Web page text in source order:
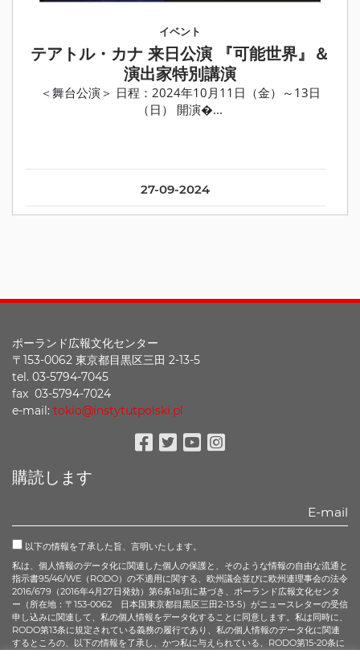
27-09-2024
イベント
テアトル・カナ 来日公演 『可能世界』＆
演出家特別講演
＜舞台公演＞ 日程：2024年10月11日（金）～13日
（日） 開演�...
ポーランド広報文化センター
〒153-0062 東京都目黒区三田 2-13-5
tel. 03-5794-7045
fax 03-5794-7024
e-mail: tokio@instytutpolski.pl
購読します
以下の情報を了承した旨、言明いたします。
私は、個人情報のデータ化に関連した個人の保護と、そのような情報の自由な流通と
指示書95/46/WE（RODO）の不適用に関する、欧州議会並びに欧州連理事会の法令
2016/679（2016年4月27日発効）第6条1a項に基づき、ポーランド広報文化センタ
ー（所在地：〒153-0062 日本国東京都目黒区三田2-13-5）がニュースレターの受信
申し込みに関連して、私の個人情報をデータ化することに同意します。私は同時に、
RODO第13条に規定されている義務の履行であり、私の個人情報のデータ化に関連
するところの、以下の情報を了承し、かつ私に与えられている、RODO第15-20条に